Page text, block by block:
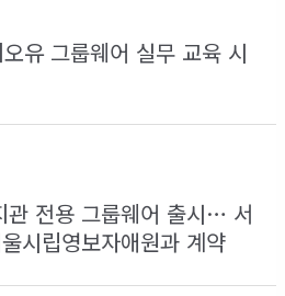
유 그룹웨어 실무 교육 시
관 전용 그룹웨어 출시… 서
시립영보자애원과 계약